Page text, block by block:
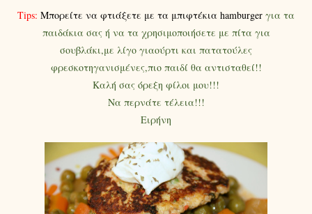
Tips: Μπορείτε να φτιάξετε με τα μπιφτέκια hamburger για τα
παιδάκια σας ή να τα χρησιμοποιήσετε με πίτα για
σουβλάκι,με λίγο γιαούρτι και πατατούλες
φρεσκοτηγανισμένες,πιο παιδί θα αντισταθεί!!
Καλή σας όρεξη φίλοι μου!!!
Να περνάτε τέλεια!!!
Ειρήνη